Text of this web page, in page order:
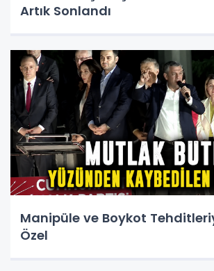
Artık Sonlandı
Manipüle ve Boykot
Özel